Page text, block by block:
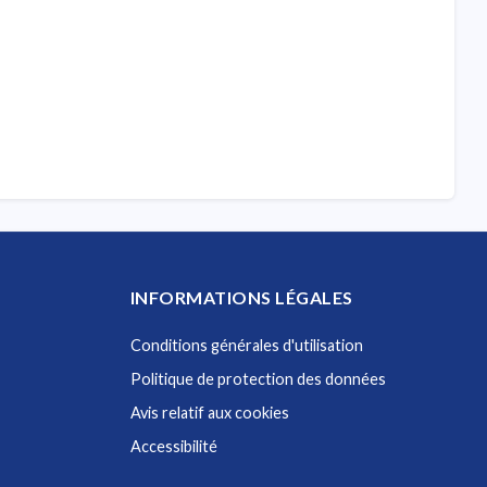
INFORMATIONS LÉGALES
Conditions générales d'utilisation
Politique de protection des données
Avis relatif aux cookies
Accessibilité